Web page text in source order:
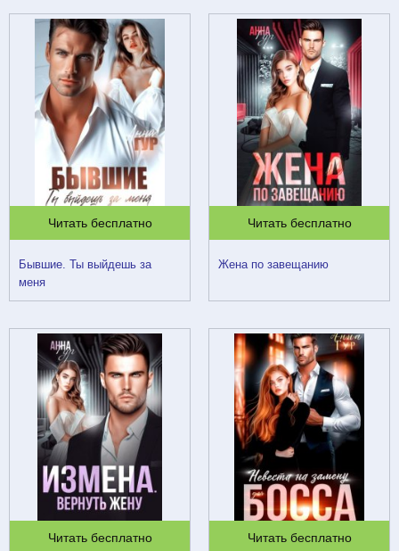
Читать бесплатно
Бывшие. Ты выйдешь за
меня
Читать бесплатно
Жена по завещанию
Читать бесплатно Читать бесплатно